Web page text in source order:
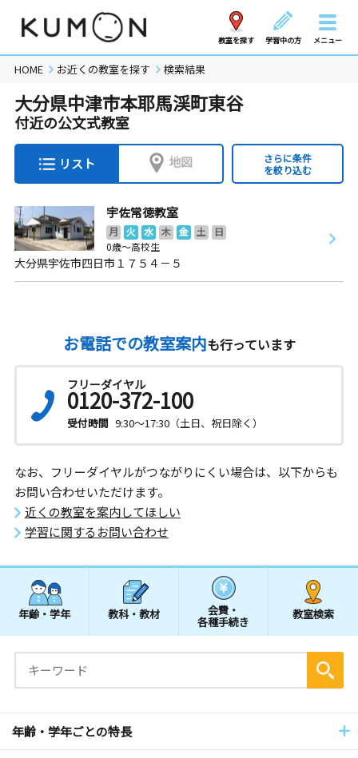
教室を探す 学習中の方 メニュー
HOME お近くの教室を探す 検索結果
大分県中津市本耶馬渓町東谷
付近の公文式教室
リスト 地図
さらに条件
を絞り込む
宇佐常徳教室
月 火 水 木 金 土
日
0歳～高校生
大分県宇佐市四日市１７５４－５
お電話での教室案内も行っています
フリーダイヤル
0120-372-100
受付時間 9:30～17:30（土日、祝日除く）
なお、フリーダイヤルがつながりにくい場合は、以下からも
お問い合わせいただけます。
近くの教室を案内してほしい
学習に関するお問い合わせ
年齢・学年 教科・教材 会費・
各種手続き
教室検索
年齢・学年ごとの特長